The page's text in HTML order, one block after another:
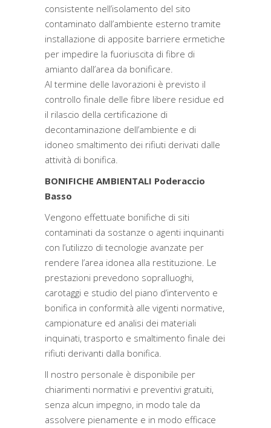
consistente nell’isolamento del sito
contaminato dall’ambiente esterno tramite
installazione di apposite barriere ermetiche
per impedire la fuoriuscita di fibre di
amianto dall’area da bonificare.
Al termine delle lavorazioni è previsto il
controllo finale delle fibre libere residue ed
il rilascio della certificazione di
decontaminazione dell’ambiente e di
idoneo smaltimento dei rifiuti derivati dalle
attività di bonifica.
BONIFICHE AMBIENTALI Poderaccio
Basso
Vengono effettuate bonifiche di siti
contaminati da sostanze o agenti inquinanti
con l’utilizzo di tecnologie avanzate per
rendere l’area idonea alla restituzione. Le
prestazioni prevedono sopralluoghi,
carotaggi e studio del piano d’intervento e
bonifica in conformità alle vigenti normative,
campionature ed analisi dei materiali
inquinati, trasporto e smaltimento finale dei
rifiuti derivanti dalla bonifica.
Il nostro personale è disponibile per
chiarimenti normativi e preventivi gratuiti,
senza alcun impegno, in modo tale da
assolvere pienamente e in modo efficace